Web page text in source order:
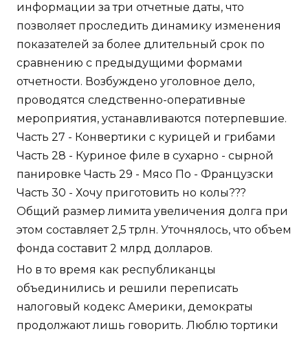
информации за три отчетные даты, что
позволяет проследить динамику изменения
показателей за более длительный срок по
сравнению с предыдущими формами
отчетности. Возбуждено уголовное дело,
проводятся следственно-оперативные
мероприятия, устанавливаются потерпевшие.
Часть 27 - Конвертики с курицей и грибами
Часть 28 - Куриное филе в сухарно - сырной
панировке Часть 29 - Мясо По - Французски
Часть 30 - Хочу приготовить но колы???
Общий размер лимита увеличения долга при
этом составляет 2,5 трлн. Уточнялось, что объем
фонда составит 2 млрд долларов.
Но в то время как республиканцы
объединились и решили переписать
налоговый кодекс Америки, демократы
продолжают лишь говорить. Люблю тортики